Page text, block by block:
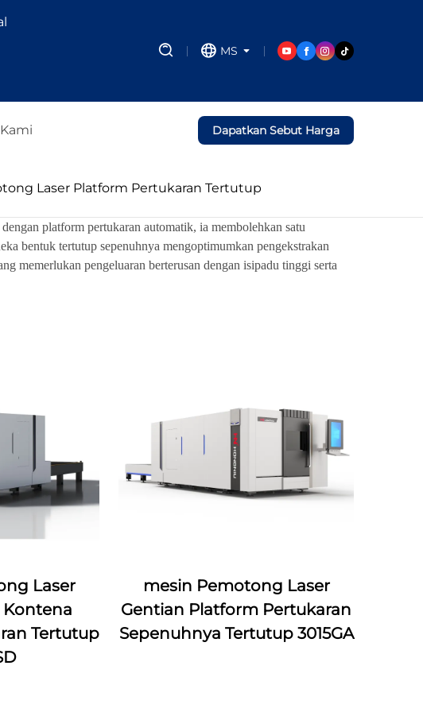
MS
Dapatkan Sebut Harga
Laser Platform Pertukaran Tertutup
platform pertukaran automatik, ia membolehkan satu
bentuk tertutup sepenuhnya mengoptimumkan pengekstrakan
memerlukan pengeluaran berterusan dengan isipadu tinggi serta
Laser
Kontena
Tertutup
mesin Pemotong Laser
Gentian Platform Pertukaran
Sepenuhnya Tertutup 3015GA